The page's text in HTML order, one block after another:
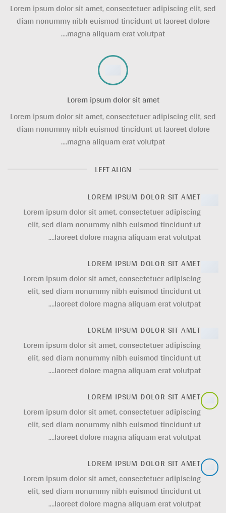
Lorem ipsum dolor sit amet, consectetuer adipiscing elit, sed
diam nonummy nibh euismod tincidunt ut laoreet dolore
magna aliquam erat volutpat….
Lorem ipsum dolor sit amet
Lorem ipsum dolor sit amet, consectetuer adipiscing elit, sed
diam nonummy nibh euismod tincidunt ut laoreet dolore
magna aliquam erat volutpat….
LEFT ALIGN
LOREM IPSUM DOLOR SIT AMET
Lorem ipsum dolor sit amet, consectetuer adipiscing
elit, sed diam nonummy nibh euismod tincidunt ut
laoreet dolore magna aliquam erat volutpat….
LOREM IPSUM DOLOR SIT AMET
Lorem ipsum dolor sit amet, consectetuer adipiscing
elit, sed diam nonummy nibh euismod tincidunt ut
laoreet dolore magna aliquam erat volutpat….
LOREM IPSUM DOLOR SIT AMET
Lorem ipsum dolor sit amet, consectetuer adipiscing
elit, sed diam nonummy nibh euismod tincidunt ut
laoreet dolore magna aliquam erat volutpat….
LOREM IPSUM DOLOR SIT AMET
Lorem ipsum dolor sit amet, consectetuer adipiscing
elit, sed diam nonummy nibh euismod tincidunt ut
laoreet dolore magna aliquam erat volutpat….
LOREM IPSUM DOLOR SIT AMET
Lorem ipsum dolor sit amet, consectetuer adipiscing
elit, sed diam nonummy nibh euismod tincidunt ut
laoreet dolore magna aliquam erat volutpat….